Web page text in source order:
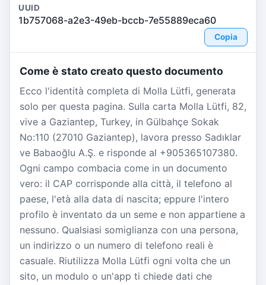
UUID
1b757068-a2e3-49eb-bccb-7e55889eca60
Copia
Come è stato creato questo documento
Ecco l'identità completa di Molla Lütfi, generata
solo per questa pagina. Sulla carta Molla Lütfi, 82,
vive a Gaziantep, Turkey, in Gülbahçe Sokak
No:110 (27010 Gaziantep), lavora presso Sadıklar
ve Babaoğlu A.Ş. e risponde al +905365107380.
Ogni campo combacia come in un documento
vero: il CAP corrisponde alla città, il telefono al
paese, l'età alla data di nascita; eppure l'intero
profilo è inventato da un seme e non appartiene a
nessuno. Qualsiasi somiglianza con una persona,
un indirizzo o un numero di telefono reali è
casuale. Riutilizza Molla Lütfi ogni volta che un
sito, un modulo o un'app ti chiede dati che